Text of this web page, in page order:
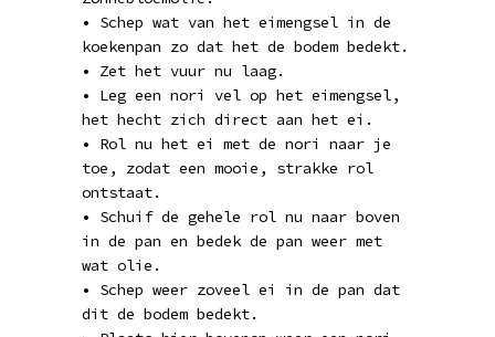
• Schep wat van het eimengsel in de
koekenpan zo dat het de bodem bedekt.
• Zet het vuur nu laag.
• Leg een nori vel op het eimengsel,
het hecht zich direct aan het ei.
• Rol nu het ei met de nori naar je
toe, zodat een mooie, strakke rol
ontstaat.
• Schuif de gehele rol nu naar boven
in de pan en bedek de pan weer met
wat olie.
• Schep weer zoveel ei in de pan dat
dit de bodem bedekt.